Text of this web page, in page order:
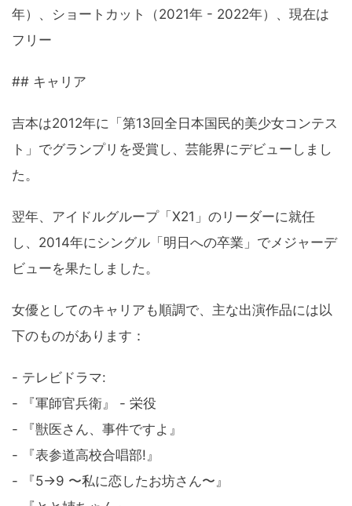
年）、ショートカット（2021年 - 2022年）、現在は
フリー
## キャリア
吉本は2012年に「第13回全日本国民的美少女コンテス
ト」でグランプリを受賞し、芸能界にデビューしまし
た。
翌年、アイドルグループ「X21」のリーダーに就任
し、2014年にシングル「明日への卒業」でメジャーデ
ビューを果たしました。
女優としてのキャリアも順調で、主な出演作品には以
下のものがあります：
- テレビドラマ:
- 『軍師官兵衛』 - 栄役
- 『獣医さん、事件ですよ』
- 『表参道高校合唱部!』
- 『5→9 〜私に恋したお坊さん〜』